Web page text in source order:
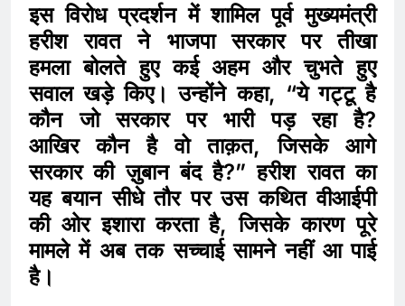
इस विरोध प्रदर्शन में शामिल पूर्व मुख्यमंत्री
हरीश रावत ने भाजपा सरकार पर तीखा
हमला बोलते हुए कई अहम और चुभते हुए
सवाल खड़े किए। उन्होंने कहा, “ये गट्टू है
कौन जो सरकार पर भारी पड़ रहा है?
आखिर कौन है वो ताक़त, जिसके आगे
सरकार की ज़ुबान बंद है?” हरीश रावत का
यह बयान सीधे तौर पर उस कथित वीआईपी
की ओर इशारा करता है, जिसके कारण पूरे
मामले में अब तक सच्चाई सामने नहीं आ पाई
है।